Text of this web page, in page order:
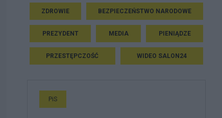
ZDROWIE BEZPIECZEŃSTWO NARODOWE
PREZYDENT MEDIA PIENIĄDZE
PRZESTĘPCZOŚĆ WIDEO SALON24
PiS